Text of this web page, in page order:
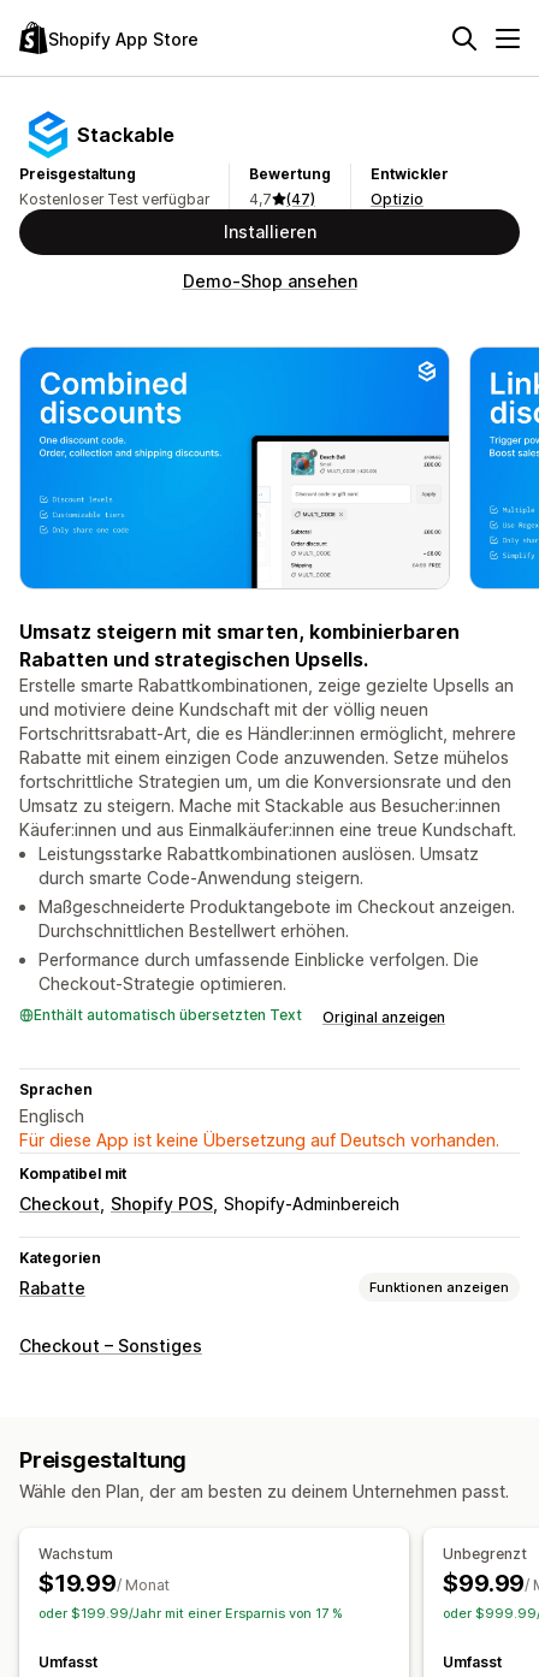
Shopify App Store
Stackable
Preisgestaltung
Kostenloser Test verfügbar
Bewertung
4,7
(47)
Entwickler
Optizio
Installieren
Demo-Shop ansehen
Umsatz steigern mit smarten, kombinierbaren
Rabatten und strategischen Upsells.
Erstelle smarte Rabattkombinationen, zeige gezielte Upsells an
und motiviere deine Kundschaft mit der völlig neuen
Fortschrittsrabatt-Art, die es Händler:innen ermöglicht, mehrere
Rabatte mit einem einzigen Code anzuwenden. Setze mühelos
fortschrittliche Strategien um, um die Konversionsrate und den
Umsatz zu steigern. Mache mit Stackable aus Besucher:innen
Käufer:innen und aus Einmalkäufer:innen eine treue Kundschaft.
Leistungsstarke Rabattkombinationen auslösen. Umsatz
durch smarte Code-Anwendung steigern.
Maßgeschneiderte Produktangebote im Checkout anzeigen.
Durchschnittlichen Bestellwert erhöhen.
Performance durch umfassende Einblicke verfolgen. Die
Checkout-Strategie optimieren.
Enthält automatisch übersetzten Text Original anzeigen
Sprachen
Englisch
Für diese App ist keine Übersetzung auf Deutsch vorhanden.
Kompatibel mit
Checkout Shopify POS Shopify-Adminbereich
Kategorien
Rabatte Funktionen anzeigen
Rabatt-Typen
Rabatte verwalten
Rabattstapelung
Checkout – Sonstiges
Preisgestaltung
Wähle den Plan, der am besten zu deinem Unternehmen passt.
Wachstum
$19.99/ Monat
oder $199.99/Jahr mit einer Ersparnis von 17 %
Umfasst
Unbegrenzt
$99.99/
oder $999.99/
Umfasst